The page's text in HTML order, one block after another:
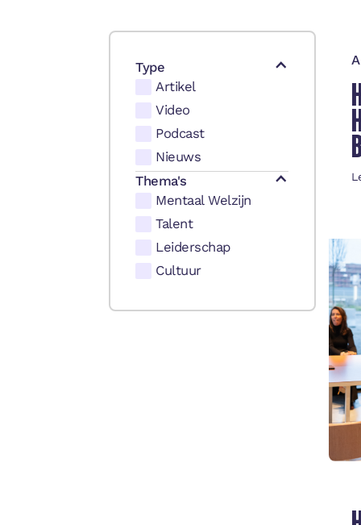
Type
Artikel
Video
Podcast
Nieuws
Thema's
Mentaal Welzijn
Talent
Leiderschap
Cultuur